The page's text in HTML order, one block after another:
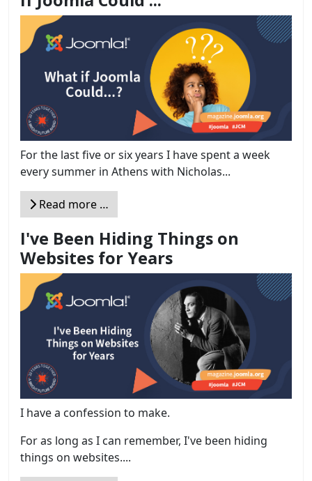
For the last five or six years I have spent a week
every summer in Athens with Nicholas...
Read more …
I've Been Hiding Things on
Websites for Years
I have a confession to make.
For as long as I can remember, I've been hiding
things on websites....